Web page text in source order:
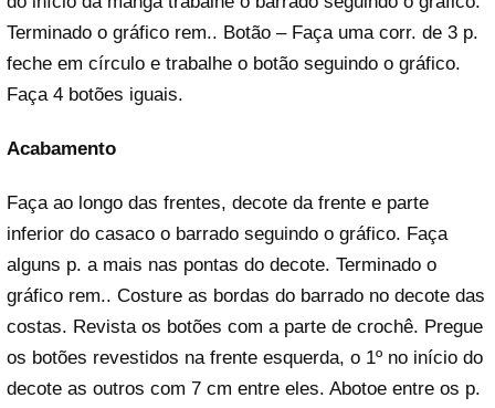
Terminado o gráfico rem.. Botão – Faça uma corr. de 3 p.
feche em círculo e trabalhe o botão seguindo o gráfico.
Faça 4 botões iguais.
Acabamento
Faça ao longo das frentes, decote da frente e parte
inferior do casaco o barrado seguindo o gráfico. Faça
alguns p. a mais nas pontas do decote. Terminado o
gráfico rem.. Costure as bordas do barrado no decote das
costas. Revista os botões com a parte de crochê. Pregue
os botões revestidos na frente esquerda, o 1º no início do
decote as outros com 7 cm entre eles. Abotoe entre os p.